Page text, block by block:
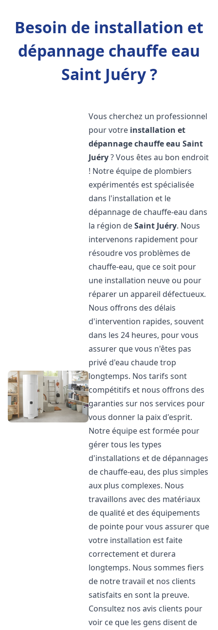
Besoin de installation et
dépannage chauffe eau
Saint Juéry ?
Vous cherchez un professionnel
pour votre installation et
dépannage chauffe eau Saint
Juéry? Vous êtes au bon endroit
! Notre équipe de plombiers
expérimentés est spécialisée
dans l'installation et le
dépannage de chauffe-eau dans
la région deSaint Juéry. Nous
intervenons rapidement pour
résoudre vos problèmes de
chauffe-eau, que ce soit pour
une installation neuve ou pour
réparer un appareil défectueux.
Nous offrons des délais
d'intervention rapides, souvent
dans les 24 heures, pour vous
assurer que vous n'êtes pas
privé d'eau chaude trop
longtemps. Nos tarifs sont
compétitifs et nous offrons des
garanties sur nos services pour
vous donner la paix d'esprit.
Notre équipe est formée pour
gérer tous les types
d'installations et de dépannages
de chauffe-eau, des plus simples
aux plus complexes. Nous
travaillons avec des matériaux
de qualité et des équipements
de pointe pour vous assurer que
votre installation est faite
correctement et durera
longtemps. Nous sommes fiers
de notre travail et nos clients
satisfaits en sont la preuve.
Consultez nos avis clients pour
voir ce que les gens disent de